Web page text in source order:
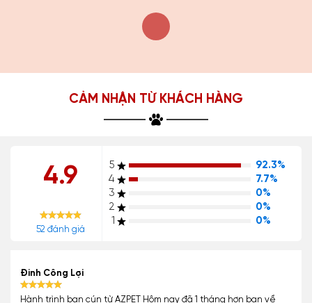
CẢM NHẬN TỪ KHÁCH HÀNG
4.9
52 đánh giá
5
92.3%
4
7.7%
3
0%
2
0%
1
0%
Đinh Công Lợi
Hành trình bạn cún từ AZPET Hôm nay đã 1 tháng hơn bạn về